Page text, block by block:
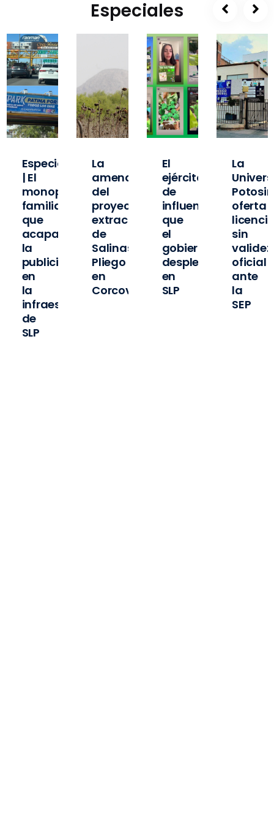
Especiales
Especial
| El
monopolio
familiar
que
acapara
la
publicidad
en
la
infraestructura
de
SLP
La
amenaza
del
proyecto
extractivista
de
Salinas
Pliego
en
Corcovada
El
ejército
de
influencers
que
el
gobierno
desplegó
en
SLP
La
oferta
sin
validez
oficial
ante
la
SEP